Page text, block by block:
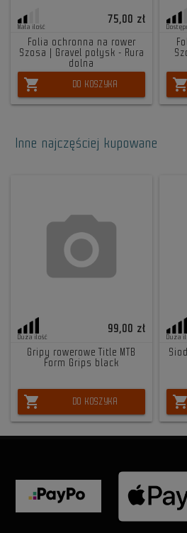
Mała ilość
75,00 zł
Folia ochronna na rower
Szosa | Gravel połysk - Rura
dolna
shopping_cart DO KOSZYKA shopping_cart
Inne najczęściej kupowane
Duża ilość
99,00 zł
Gripy rowerowe Title MTB
Form Grips black
shopping_cart DO KOSZYKA
Duża
shopping_cart